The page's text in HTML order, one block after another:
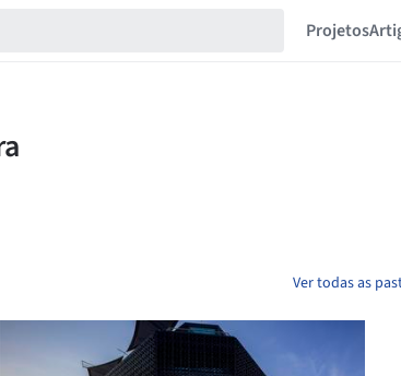
Projetos
Ver todas as